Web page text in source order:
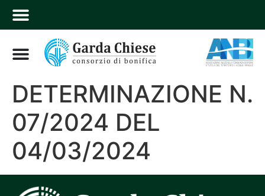
DETERMINAZIONE N.
07/2024 DEL
04/03/2024